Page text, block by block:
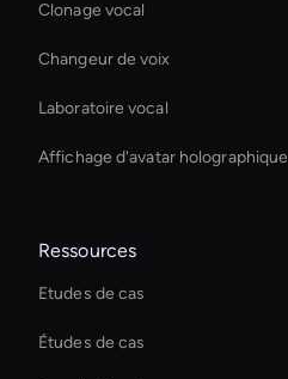
Clonage vocal
Changeur de voix
Laboratoire vocal
Affichage d'avatar holographique
Ressources
Etudes de cas
Études de cas